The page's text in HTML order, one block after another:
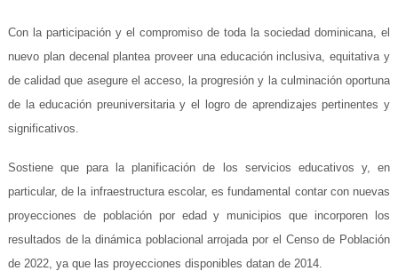
Con la participación y el compromiso de toda la sociedad dominicana, el
nuevo plan decenal plantea proveer una educación inclusiva, equitativa y
de calidad que asegure el acceso, la progresión y la culminación oportuna
de la educación preuniversitaria y el logro de aprendizajes pertinentes y
significativos.
Sostiene que para la planificación de los servicios educativos y, en
particular, de la infraestructura escolar, es fundamental contar con nuevas
proyecciones de población por edad y municipios que incorporen los
resultados de la dinámica poblacional arrojada por el Censo de Población
de 2022, ya que las proyecciones disponibles datan de 2014.